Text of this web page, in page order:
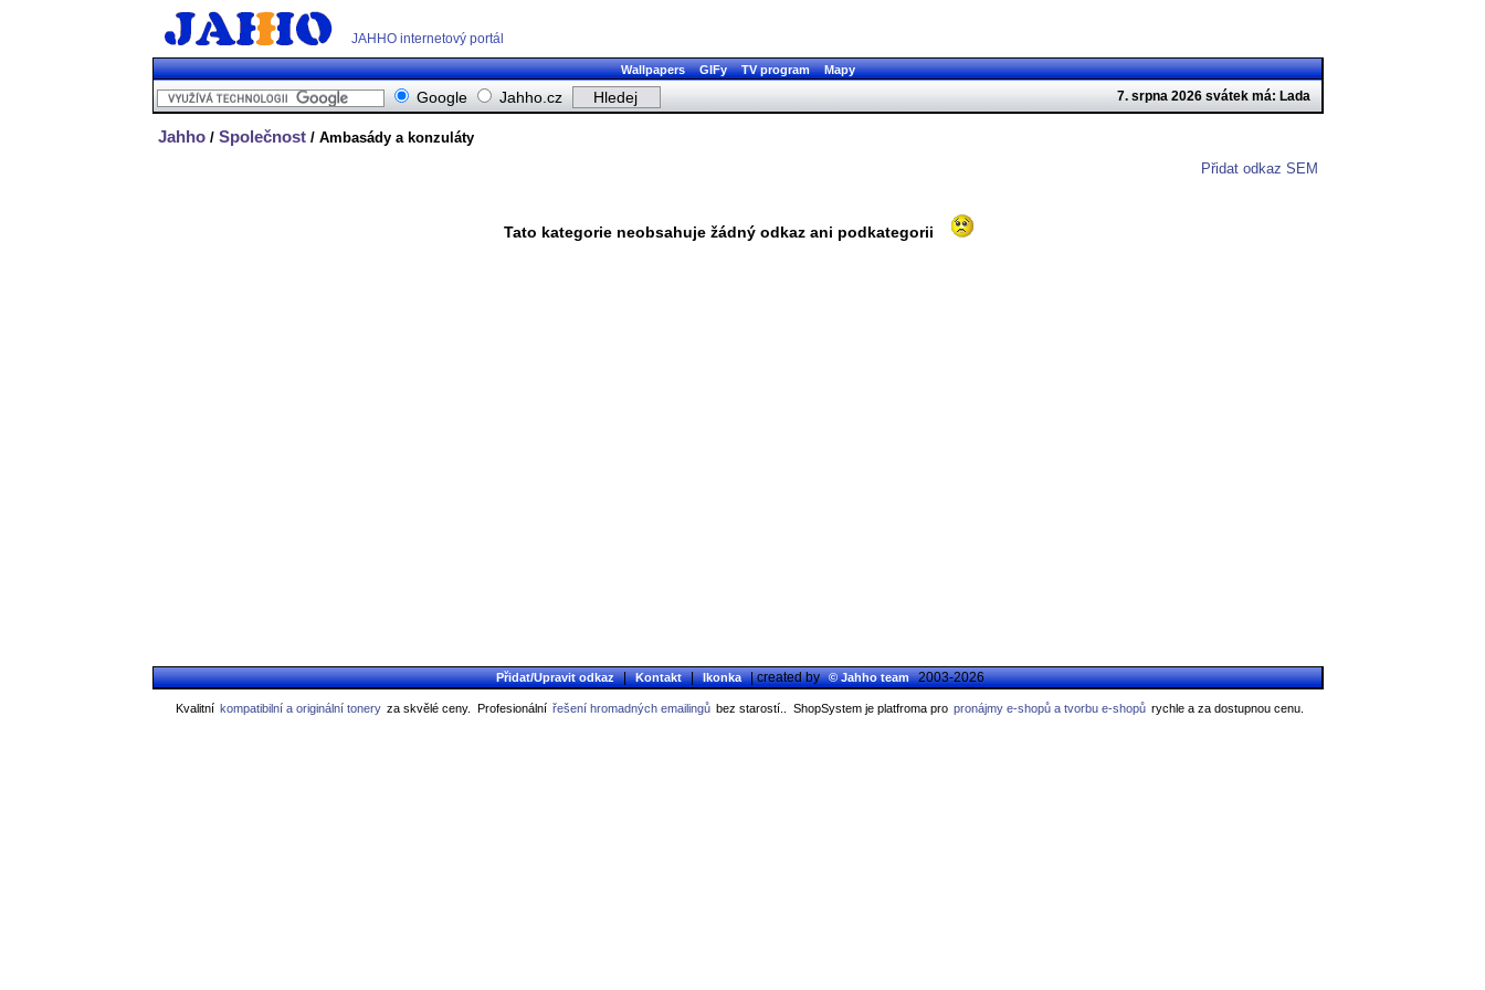
JAHHO internetový portál
Wallpapers GIFy TV program Mapy
7. srpna 2026 svátek má: Lada
Google Jahho.cz
Jahho / Společnost / Ambasády a konzuláty
Přidat odkaz SEM
Tato kategorie neobsahuje žádný odkaz ani podkategorii
Přidat/Upravit odkaz | Kontakt | Ikonka | created by © Jahho team 2003-2026
Kvalitní kompatibilní a originální tonery za skvělé ceny. Profesionální řešení hromadných emailingů bez starostí.. ShopSystem je platfroma pro pronájmy e-shopů a tvorbu e-shopů rychle a za dostupnou cenu.